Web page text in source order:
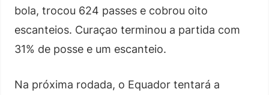
bola, trocou 624 passes e cobrou oito
escanteios. Curaçao terminou a partida com
31% de posse e um escanteio.
Na próxima rodada, o Equador tentará a